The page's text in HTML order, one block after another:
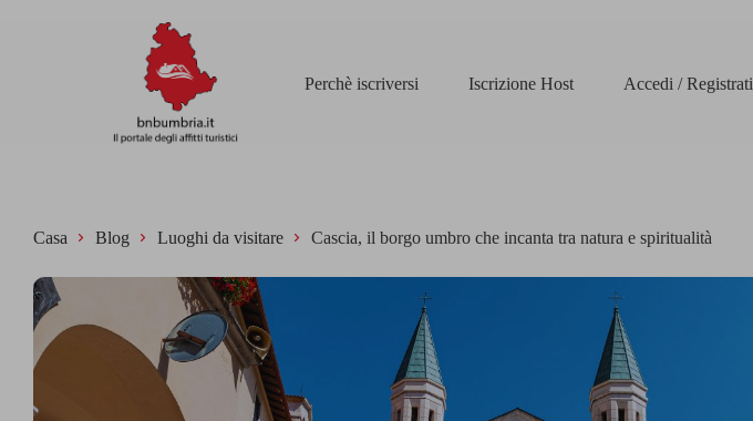
Perchè iscriversi Iscrizione Host Accedi / Registrati
Casa Blog Luoghi da visitare Cascia, il borgo umbro che incanta tra natura e spiritualità